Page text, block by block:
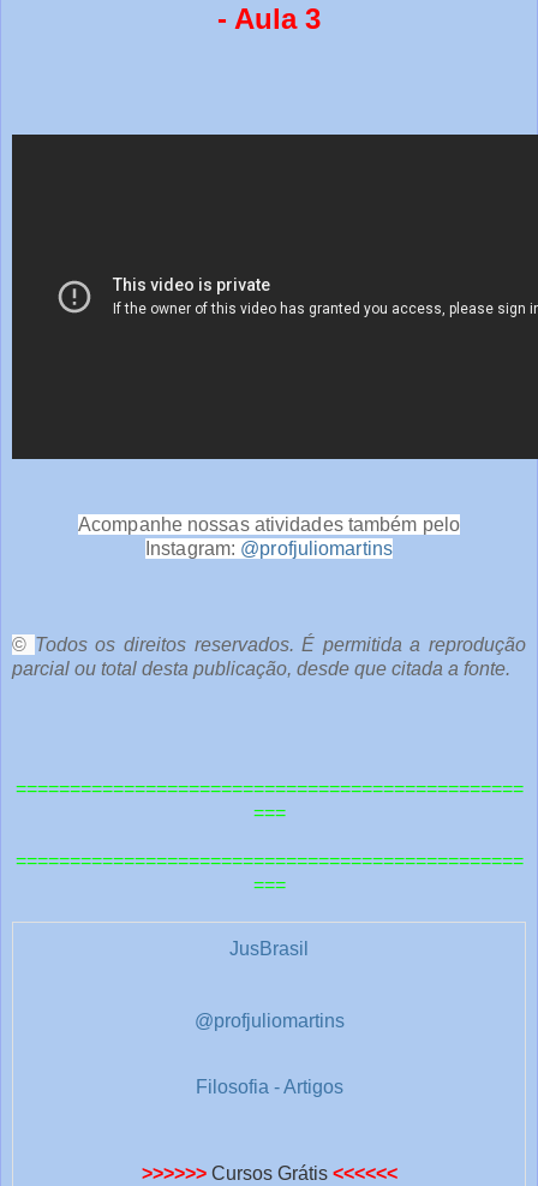
- Aula 3
Acompanhe nossas atividades também pelo
Instagram: @profjuliomartins
© Todos os direitos reservados. É permitida a reprodução
parcial ou total desta publicação, desde que citada a fonte.
===============================================
===
===============================================
===
JusBrasil
@profjuliomartins
Filosofia - Artigos
>>>>>> Cursos Grátis <<<<<<